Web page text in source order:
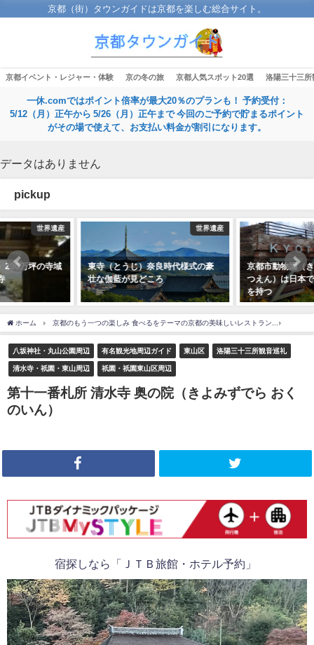
京都（街）タウンガイドは京都を楽しむ総合サイト。
京都イベント・レジャー・体験 京の冬の旅 京都人気スポット20選 洛陽三十三所
一休.comではポイント倍率が最大20％のプランも！ 予約受付：
5/12（月）正午から 5/26（月）正午まで 今回のご予約で貯まるポイント
がその場で使えて、お支払い料金が割引になります。
データはありません
pickup
世界遺産
東寺（とうじ）奈良時代様式の豪
壮な伽藍が見どころ
左京区
京都市動物園（きょうとしどうぶ
つえん）は日本で2番目の古い歴史
を持つ
ホーム 京都のもう一つの楽しみ 食べるをテーマの京都の美味しいレストラン
八坂神社・丸山公園周辺 有名観光地周辺ガイド 東山区 洛陽三十三所観音巡礼
清水寺・祇園・東山周辺 祇園・祇園東山区周辺
第十一番札所 清水寺 奥の院（きよみずでら おく
のいん）
宿探しなら「ＪＴＢ旅館・ホテル予約」